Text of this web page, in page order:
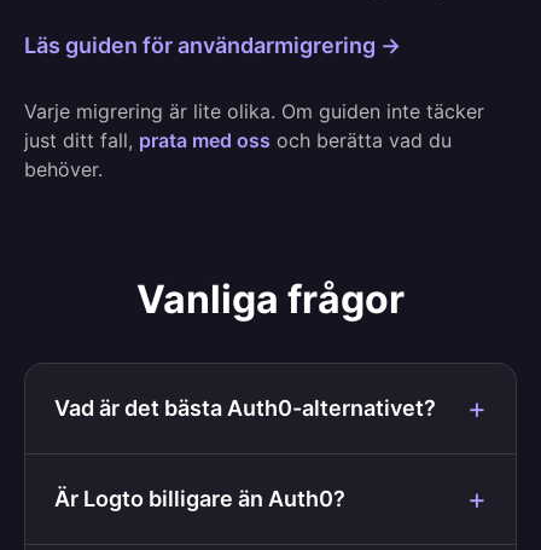
Läs guiden för användarmigrering →
Varje migrering är lite olika. Om guiden inte täcker
just ditt fall, prata med oss och berätta vad du
behöver.
Vanliga frågor
Vad är det bästa Auth0-alternativet?
Är Logto billigare än Auth0?